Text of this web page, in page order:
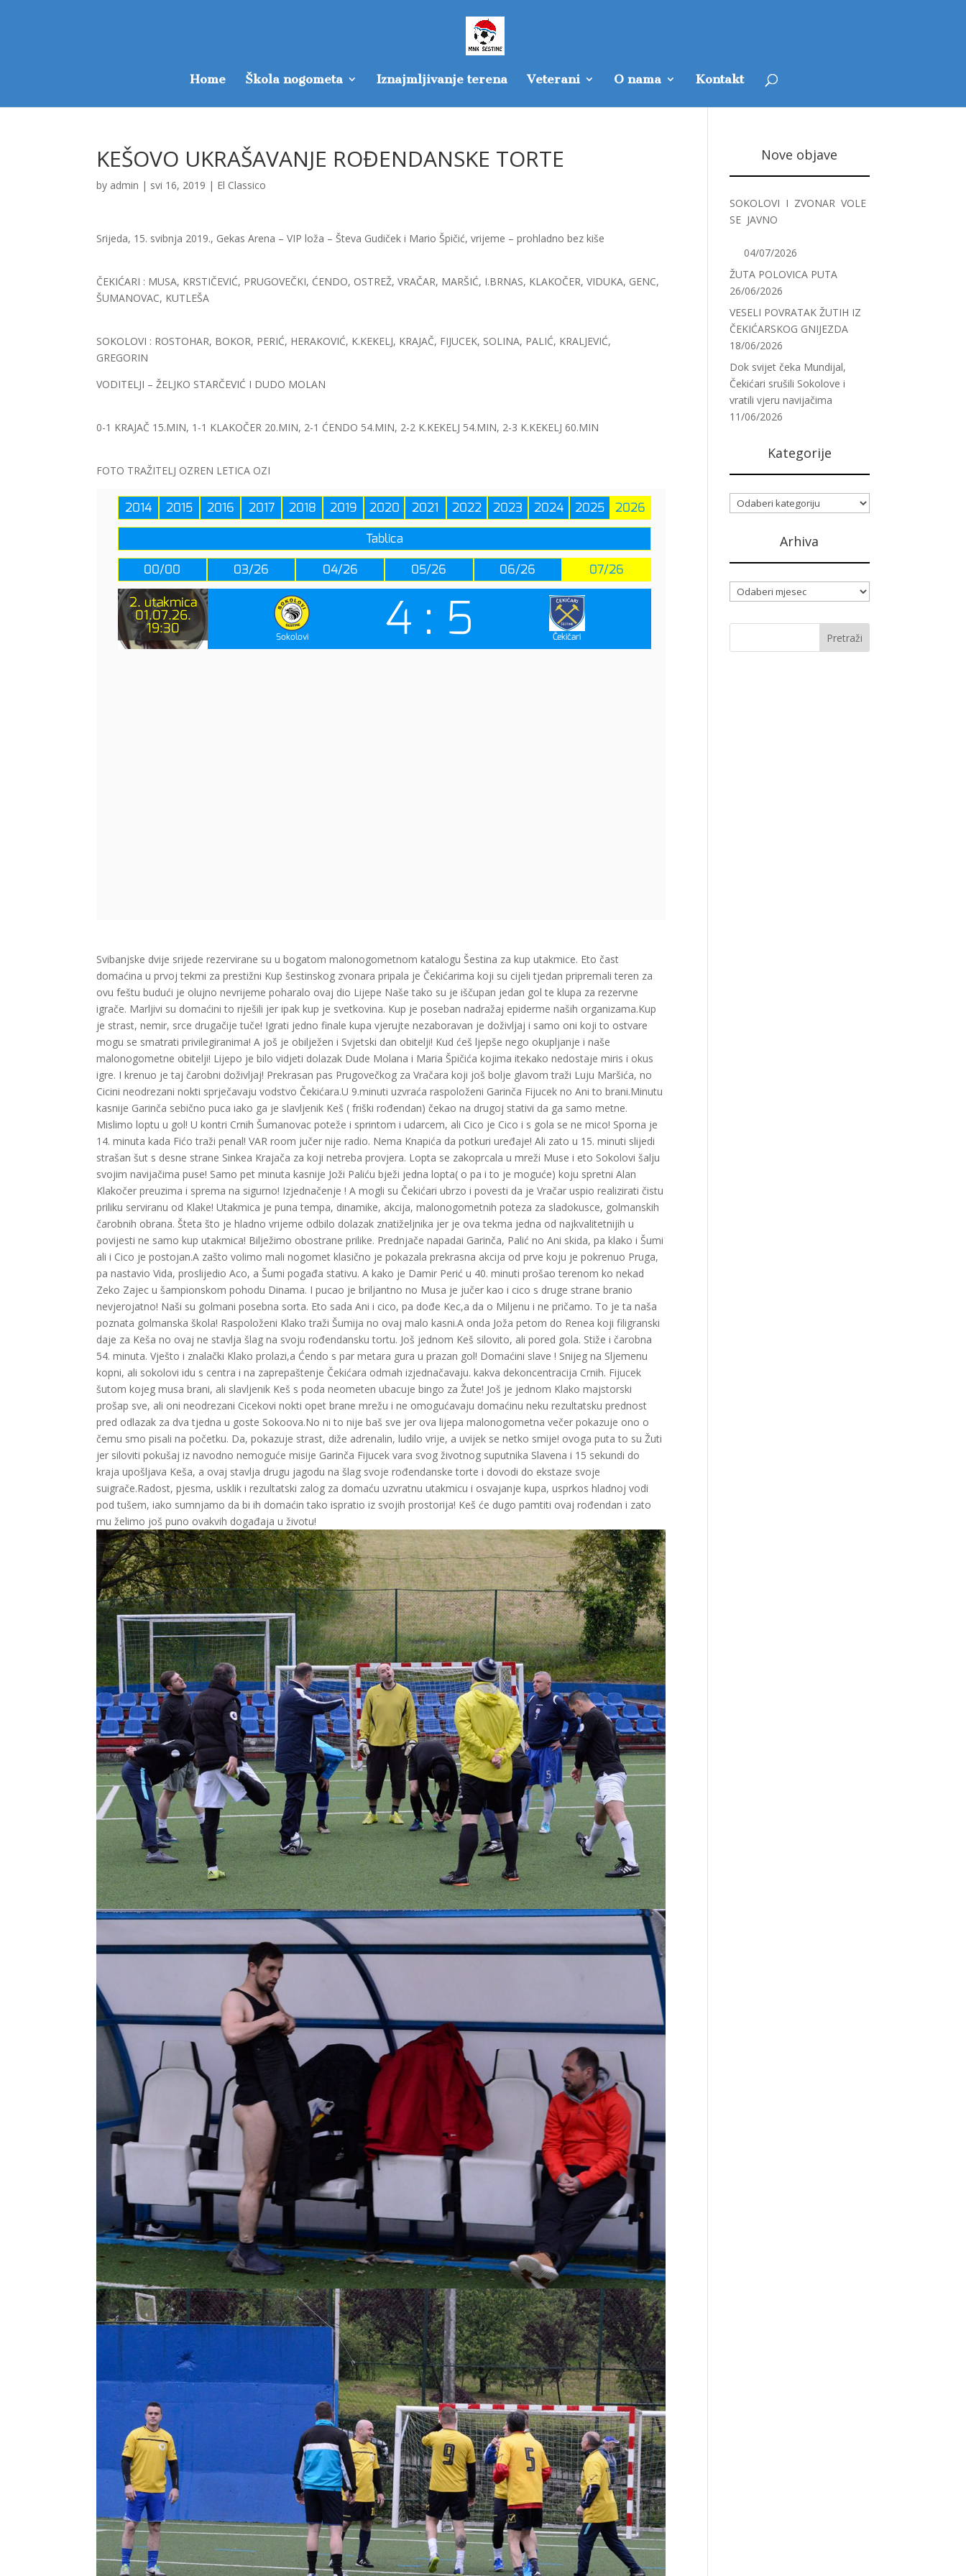
Home Škola nogometa Iznajmljivanje terena Veterani O nama Kontakt
KEŠOVO UKRAŠAVANJE ROĐENDANSKE TORTE
by admin | svi 16, 2019 | El Classico
Srijeda, 15. svibnja 2019., Gekas Arena – VIP loža – Števa Gudiček i Mario Špičić, vrijeme – prohladno bez kiše
ČEKIĆARI : MUSA, KRSTIČEVIĆ, PRUGOVEČKI, ĆENDO, OSTREŽ, VRAČAR, MARŠIĆ, I.BRNAS, KLAKOČER, VIDUKA, GENC,
ŠUMANOVAC, KUTLEŠA
SOKOLOVI : ROSTOHAR, BOKOR, PERIĆ, HERAKOVIĆ, K.KEKELJ, KRAJAČ, FIJUCEK, SOLINA, PALIĆ, KRALJEVIĆ,
GREGORIN
VODITELJI – ŽELJKO STARČEVIĆ I DUDO MOLAN
0-1 KRAJAČ 15.MIN, 1-1 KLAKOČER 20.MIN, 2-1 ĆENDO 54.MIN, 2-2 K.KEKELJ 54.MIN, 2-3 K.KEKELJ 60.MIN
FOTO TRAŽITELJ OZREN LETICA OZI
Svibanjske dvije srijede rezervirane su u bogatom malonogometnom katalogu Šestina za kup utakmice. Eto čast
domaćina u prvoj tekmi za prestižni Kup šestinskog zvonara pripala je Čekićarima koji su cijeli tjedan pripremali teren za
ovu feštu budući je olujno nevrijeme poharalo ovaj dio Lijepe Naše tako su je iščupan jedan gol te klupa za rezervne
igrače. Marljivi su domaćini to riješili jer ipak kup je svetkovina. Kup je poseban nadražaj epiderme naših organizama.Kup
je strast, nemir, srce drugačije tuče! Igrati jedno finale kupa vjerujte nezaboravan je doživljaj i samo oni koji to ostvare
mogu se smatrati privilegiranima! A još je obilježen i Svjetski dan obitelji! Kud ćeš ljepše nego okupljanje i naše
malonogometne obitelji! Lijepo je bilo vidjeti dolazak Dude Molana i Maria Špičića kojima itekako nedostaje miris i okus
igre. I krenuo je taj čarobni doživljaj! Prekrasan pas Prugovečkog za Vračara koji još bolje glavom traži Luju Maršića, no
Cicini neodrezani nokti sprječavaju vodstvo Čekićara.U 9.minuti uzvraća raspoloženi Garinča Fijucek no Ani to brani.Minutu
kasnije Garinča sebično puca iako ga je slavljenik Keš ( friški rođendan) čekao na drugoj stativi da ga samo metne.
Mislimo loptu u gol! U kontri Crnih Šumanovac poteže i sprintom i udarcem, ali Cico je Cico i s gola se ne mico! Sporna je
14. minuta kada Fićo traži penal! VAR room jučer nije radio. Nema Knapića da potkuri uređaje! Ali zato u 15. minuti slijedi
strašan šut s desne strane Sinkea Krajača za koji netreba provjera. Lopta se zakoprcala u mreži Muse i eto Sokolovi šalju
svojim navijačima puse! Samo pet minuta kasnije Joži Paliću bježi jedna lopta( o pa i to je moguće) koju spretni Alan
Klakočer preuzima i sprema na sigurno! Izjednačenje ! A mogli su Čekićari ubrzo i povesti da je Vračar uspio realizirati čistu
priliku serviranu od Klake! Utakmica je puna tempa, dinamike, akcija, malonogometnih poteza za sladokusce, golmanskih
čarobnih obrana. Šteta što je hladno vrijeme odbilo dolazak znatiželjnika jer je ova tekma jedna od najkvalitetnijih u
povijesti ne samo kup utakmica! Bilježimo obostrane prilike. Prednjače napadai Garinča, Palić no Ani skida, pa klako i Šumi
ali i Cico je postojan.A zašto volimo mali nogomet klasično je pokazala prekrasna akcija od prve koju je pokrenuo Pruga,
pa nastavio Vida, proslijedio Aco, a Šumi pogađa stativu. A kako je Damir Perić u 40. minuti prošao terenom ko nekad
Zeko Zajec u šampionskom pohodu Dinama. I pucao je briljantno no Musa je jučer kao i cico s druge strane branio
nevjerojatno! Naši su golmani posebna sorta. Eto sada Ani i cico, pa dođe Kec,a da o Miljenu i ne pričamo. To je ta naša
poznata golmanska škola! Raspoloženi Klako traži Šumija no ovaj malo kasni.A onda Joža petom do Renea koji filigranski
daje za Keša no ovaj ne stavlja šlag na svoju rođendansku tortu. Još jednom Keš silovito, ali pored gola. Stiže i čarobna
54. minuta. Vješto i znalački Klako prolazi,a Ćendo s par metara gura u prazan gol! Domaćini slave ! Snijeg na Sljemenu
kopni, ali sokolovi idu s centra i na zaprepaštenje Čekićara odmah izjednačavaju. kakva dekoncentracija Crnih. Fijucek
šutom kojeg musa brani, ali slavljenik Keš s poda neometen ubacuje bingo za Žute! Još je jednom Klako majstorski
prošap sve, ali oni neodrezani Cicekovi nokti opet brane mrežu i ne omogućavaju domaćinu neku rezultatsku prednost
pred odlazak za dva tjedna u goste Sokoova.No ni to nije baš sve jer ova lijepa malonogometna večer pokazuje ono o
čemu smo pisali na početku. Da, pokazuje strast, diže adrenalin, ludilo vrije, a uvijek se netko smije! ovoga puta to su Žuti
jer siloviti pokušaj iz navodno nemoguće misije Garinča Fijucek vara svog životnog suputnika Slavena i 15 sekundi do
kraja upošljava Keša, a ovaj stavlja drugu jagodu na šlag svoje rođendanske torte i dovodi do ekstaze svoje
suigrače.Radost, pjesma, usklik i rezultatski zalog za domaću uzvratnu utakmicu i osvajanje kupa, usprkos hladnoj vodi
pod tušem, iako sumnjamo da bi ih domaćin tako ispratio iz svojih prostorija! Keš će dugo pamtiti ovaj rođendan i zato
mu želimo još puno ovakvih događaja u životu!
Nove objave
SOKOLOVI I ZVONAR VOLE
SE JAVNO
04/07/2026
ŽUTA POLOVICA PUTA
26/06/2026
VESELI POVRATAK ŽUTIH IZ
ČEKIĆARSKOG GNIJEZDA
18/06/2026
Dok svijet čeka Mundijal,
Čekićari srušili Sokolove i
vratili vjeru navijačima
11/06/2026
Kategorije
Kategorije
Arhiva
Arhiva